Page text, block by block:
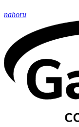
nahoru